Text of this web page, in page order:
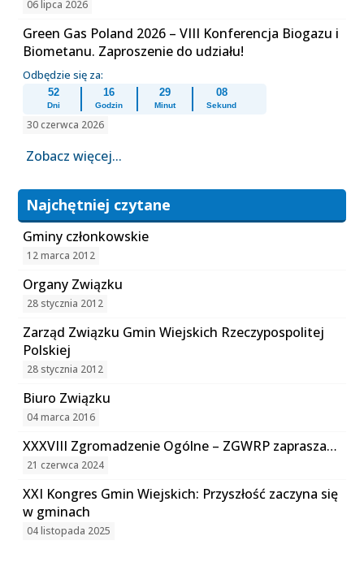
06 lipca 2026
Green Gas Poland 2026 – VIII Konferencja Biogazu i
Biometanu. Zaproszenie do udziału!
Odbędzie się za:
52
Dni
16
Godzin
29
Minut
08
Sekund
30 czerwca 2026
Zobacz więcej...
Najchętniej czytane
Gminy członkowskie
12 marca 2012
Organy Związku
28 stycznia 2012
Zarząd Związku Gmin Wiejskich Rzeczypospolitej
Polskiej
28 stycznia 2012
Biuro Związku
04 marca 2016
XXXVIII Zgromadzenie Ogólne – ZGWRP zaprasza…
21 czerwca 2024
XXI Kongres Gmin Wiejskich: Przyszłość zaczyna się
w gminach
04 listopada 2025